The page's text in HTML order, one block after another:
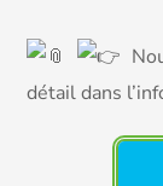
détail dans